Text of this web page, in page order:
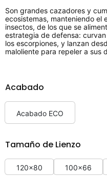
Son grandes cazadores y
ecosistemas, manteniendo el
insectos, de los que se
estrategia de defensa:
los escorpiones, y lanzan
maloliente para repeler a sus
Acabado
Acabado ECO
Tamaño de Lienzo
120x80 100x66